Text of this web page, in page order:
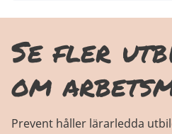
Se fler
om
Prevent håller lärarledda